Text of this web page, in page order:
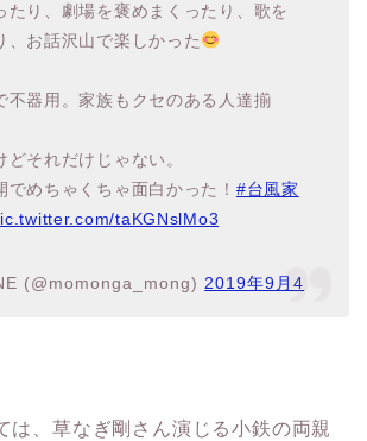
たり、劇場を褒めまくったり、歌を
、お話沢山で楽しかった
不器用。家族もクセのある人達揃
どそれだけじゃない。
でめちゃくちゃ面白かった！ #台風家
taKGNslMo3
(@momonga_mong) 2019年9月4
は、草なぎ剛さん演じる小鉄の両親